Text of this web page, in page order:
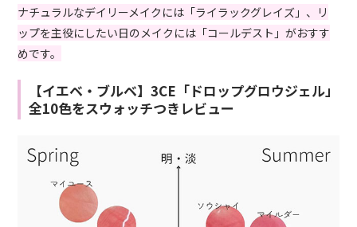
ナチュラルなデイリーメイクには「ライラックグレイズ」、リ
ップを主役にしたい日のメイクには「コールデスト」がおすす
めです。
【イエベ・ブルベ】3CE「ドロップグロウジェル」
全10色をスウォッチつきレビュー